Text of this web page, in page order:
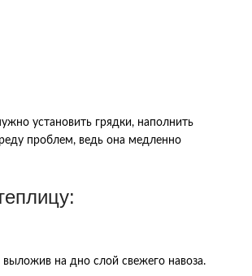
установить грядки, наполнить
проблем, ведь она медленно
на дно слой свежего навоза.